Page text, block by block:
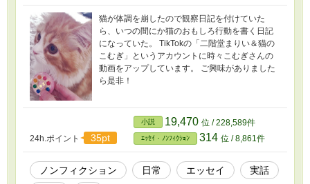
猫が体調を崩したので観察日記を付けていた
ら、いつの間にか猫のおもしろ行動を書く日記
になっていた。 TikTokの「二階堂まりい＆猫の
こむぎ」というアカウントに時々こむぎさんの
動画をアップしています。 ご興味がありました
ら是非！
24h.ポイント 35pt
小説 19,470 位 / 228,589件
ｴｯｾｲ・ﾉﾝﾌｨｸｼｮﾝ 314 位 / 8,861件
ノンフィクション 日常 エッセイ
実話